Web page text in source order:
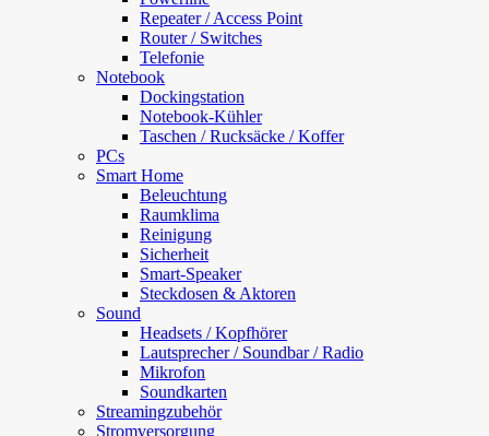
Repeater / Access Point
Router / Switches
Telefonie
Notebook
Dockingstation
Notebook-Kühler
Taschen / Rucksäcke / Koffer
PCs
Smart Home
Beleuchtung
Raumklima
Reinigung
Sicherheit
Smart-Speaker
Steckdosen & Aktoren
Sound
Headsets / Kopfhörer
Lautsprecher / Soundbar / Radio
Mikrofon
Soundkarten
Streamingzubehör
Stromversorgung